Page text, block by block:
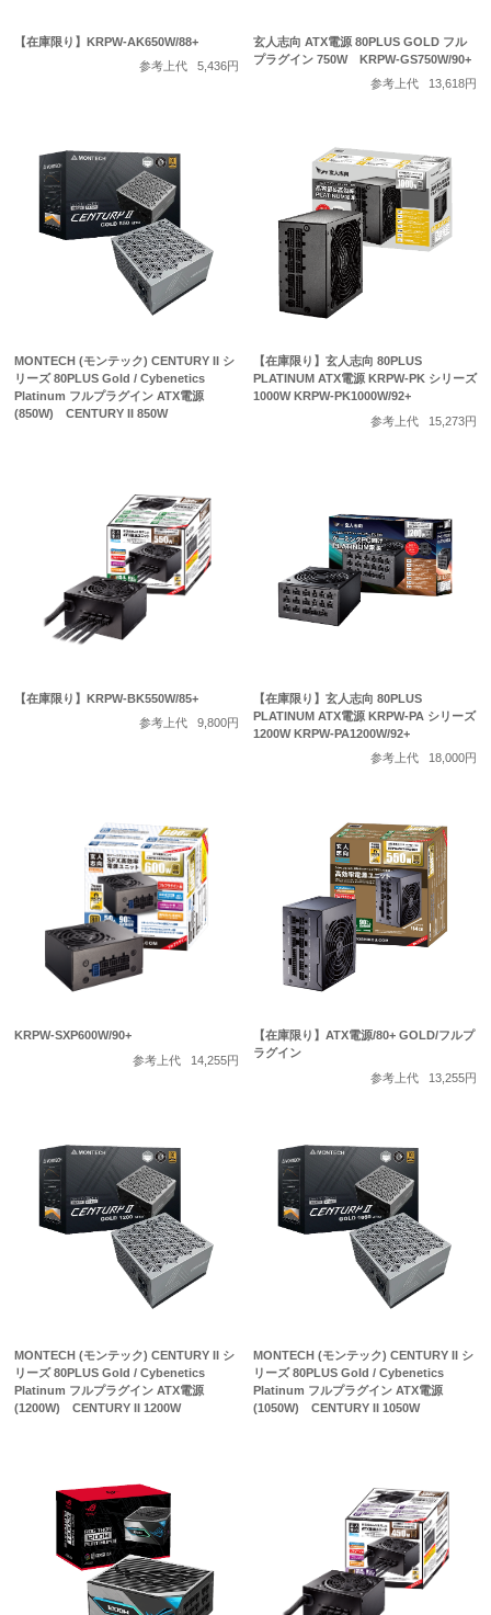
【在庫限り】KRPW-AK650W/88+
参考上代
5,436円
玄人志向 ATX電源 80PLUS GOLD フル
プラグイン 750W KRPW-GS750W/90+
参考上代
13,618円
MONTECH (モンテック) CENTURY II シ
リーズ 80PLUS Gold / Cybenetics
Platinum フルプラグイン ATX電源
(850W) CENTURY II 850W
【在庫限り】玄人志向 80PLUS
PLATINUM ATX電源 KRPW-PK シリーズ
1000W KRPW-PK1000W/92+
参考上代
15,273円
【在庫限り】KRPW-BK550W/85+
参考上代
9,800円
【在庫限り】玄人志向 80PLUS
PLATINUM ATX電源 KRPW-PA シリーズ
1200W KRPW-PA1200W/92+
参考上代
18,000円
KRPW-SXP600W/90+
参考上代
14,255円
【在庫限り】ATX電源/80+ GOLD/フルプ
ラグイン
参考上代
13,255円
MONTECH (モンテック) CENTURY II シ
リーズ 80PLUS Gold / Cybenetics
Platinum フルプラグイン ATX電源
(1200W) CENTURY II 1200W
MONTECH (モンテック) CENTURY II シ
リーズ 80PLUS Gold / Cybenetics
Platinum フルプラグイン ATX電源
(1050W) CENTURY II 1050W